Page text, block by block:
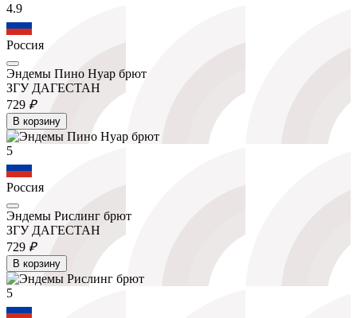
4.9
Россия
Эндемы Пино Нуар брют
ЗГУ ДАГЕСТАН
729 ₽
В корзину
5
Россия
Эндемы Рислинг брют
ЗГУ ДАГЕСТАН
729 ₽
В корзину
5